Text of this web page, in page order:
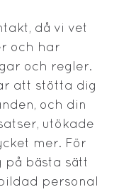
då vi vet
och har
och regler.
att stötta dig
och din
utökade
mer. För
bästa sätt
personal